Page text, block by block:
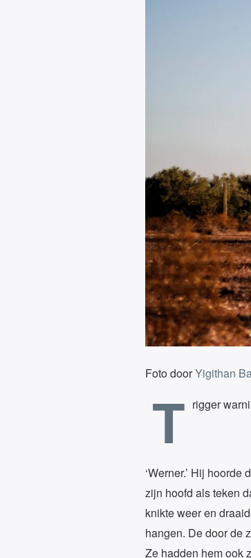
Foto doorYigithan
T rigger
‘Werner.’ Hij
zijn hoofd als teken
knikte weer en
hangen. De door de
Ze hadden hem ook